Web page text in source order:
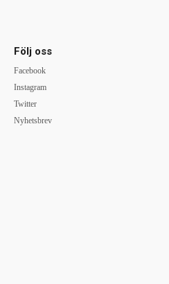
Följ oss
Facebook
Instagram
Twitter
Nyhetsbrev